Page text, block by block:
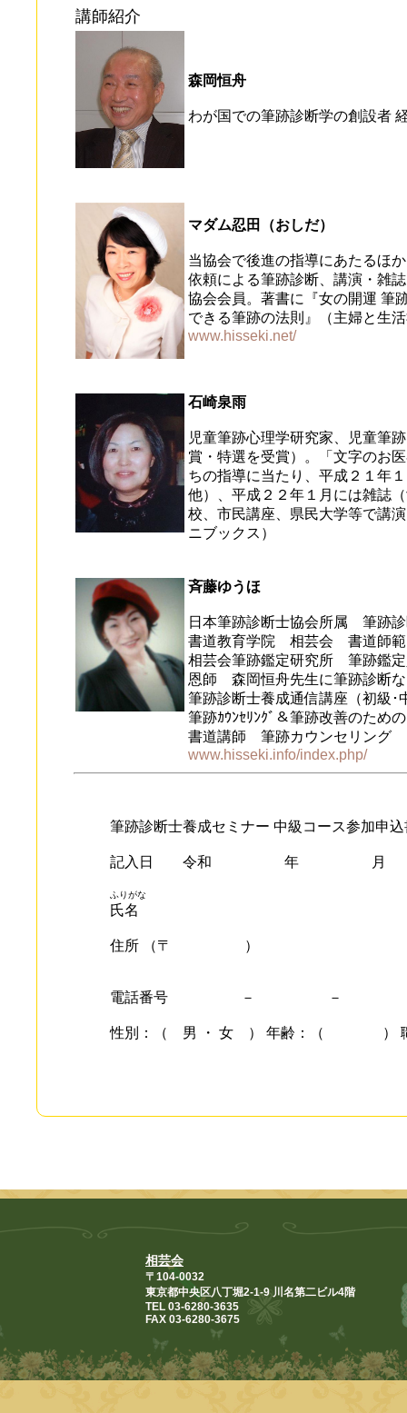
講師紹介
森岡恒舟
わが国での筆跡診断学の創設者
マダム忍田（おしだ）
当協会で後進の指導にあたるほ
依頼による筆跡診断、講演・雑
協会会員。著書に『女の開運 筆
できる筆跡の法則』（主婦と生
www.hisseki.net/
石崎泉雨
児童筆跡心理学研究家、児童筆
賞・特選を受賞）。「文字のお
ちの指導に当たり、平成２１年
他）、平成２２年１月には雑誌
校、市民講座、県民大学等で講
ニブックス）
斉藤ゆうほ
日本筆跡診断士協会所属 筆跡
書道教育学院 相芸会 書道師
相芸会筆跡鑑定研究所 筆跡鑑
恩師 森岡恒舟先生に筆跡診断
筆跡診断士養成通信講座（初級･
筆跡ｶｳﾝｾﾘﾝｸﾞ＆筆跡改善のため
書道講師 筆跡カウンセリング
www.hisseki.info/index.php/
筆跡診断士養成セミナー 中級コース参加申込
記入日 令和 年
ふりがな
氏名
住所 （〒 ）
電話番号 － －
性別：（ 男 ・ 女 ） 年齢：
相芸会
〒104-0032
東京都中央区八丁堀2-1-9 川名第二ビル4階
TEL 03-6280-3635
FAX 03-6280-3675